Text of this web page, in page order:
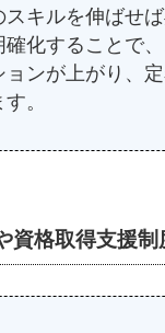
スキルを伸ばせ
確化することで
ョンが上がり、
。
資格取得支援